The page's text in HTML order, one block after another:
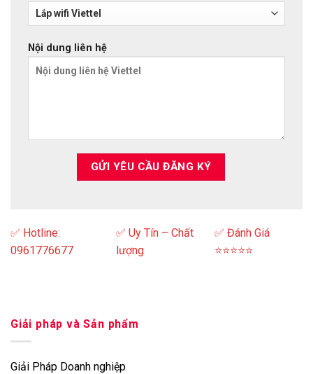
Nội dung liên hệ
✅ Hotline:
0961776677
✅ Uy Tín – Chất
lượng
✅ Đánh Giá
⭐⭐⭐⭐⭐
Giải pháp và Sản phẩm
Giải Pháp Doanh nghiệp